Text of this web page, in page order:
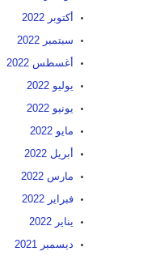
أكتوبر 2022
سبتمبر 2022
أغسطس 2022
يوليو 2022
يونيو 2022
مايو 2022
أبريل 2022
مارس 2022
فبراير 2022
يناير 2022
ديسمبر 2021